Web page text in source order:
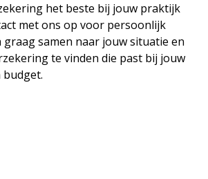
het beste bij jouw praktijk
met ons op voor persoonlijk
graag samen naar jouw situatie en
te vinden die past bij jouw